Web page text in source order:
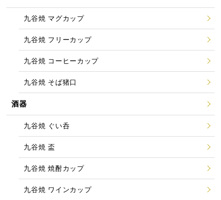
九谷焼 マグカップ
九谷焼 フリーカップ
九谷焼 コーヒーカップ
九谷焼 そば猪口
酒器
九谷焼 ぐい呑
九谷焼 盃
九谷焼 焼酎カップ
九谷焼 ワインカップ